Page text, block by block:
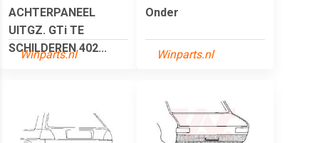
ACHTERPANEEL
UITGZ. GTi TE
SCHILDEREN 402...
Winparts.nl
Onder
Winparts.nl